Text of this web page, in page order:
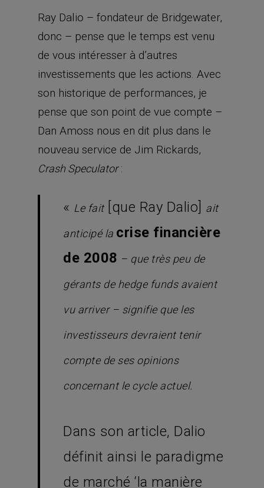
Ray Dalio – fondateur de Bridgewater,
donc – pense que le temps est venu
de vous intéresser à d’autres
investissements que les actions. Avec
son historique de performances, je
pense que son point de vue compte –
Dan Amoss nous en dit plus dans le
nouveau service de Jim Rickards,
Crash Speculator:
« Le fait[que Ray Dalio] ait
anticipé la crise financière
de 2008 – que très peu de
gérants de hedge fundsavaient
vu arriver – signifie que les
investisseurs devraient tenir
compte de ses opinions
concernant le cycle actuel.
Dans son article, Dalio
définit ainsi le paradigme
de marché ‘la manière